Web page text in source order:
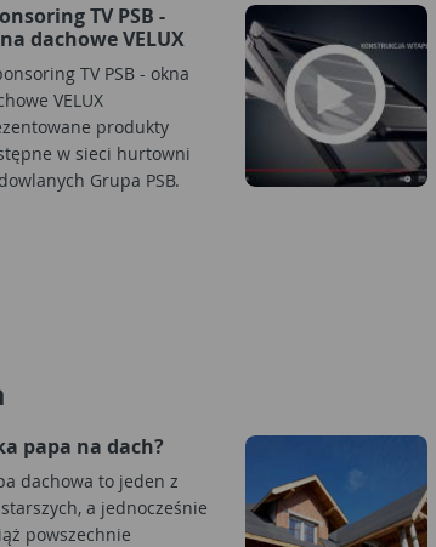
TV PSB -
dachowe VELUX
TV PSB - okna
VELUX
produkty
w sieci hurtowni
Grupa PSB.
papa na dach?
dachowa to jeden z
a jednocześnie
powszechnie